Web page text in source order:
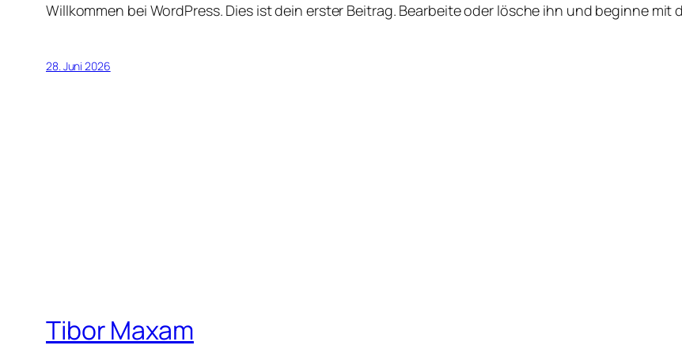
Willkommen bei WordPress. Dies ist dein erster Beitrag. Bearbeite oder lösche ihn und beginne mit
28. Juni 2026
Tibor Maxam